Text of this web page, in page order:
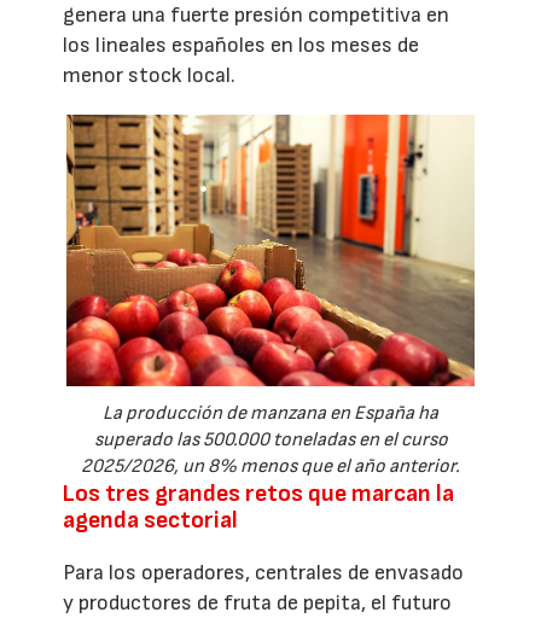
genera una fuerte presión competitiva en
los lineales españoles en los meses de
menor stock local.
La producción de manzana en España ha
superado las 500.000 toneladas en el curso
2025/2026, un 8% menos que el año anterior.
Los tres grandes retos que marcan la
agenda sectorial
Para los operadores, centrales de envasado
y productores de fruta de pepita, el futuro